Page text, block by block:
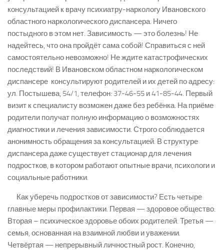
консультацией к врачу психиатру-наркологу Ивановского
областного наркологического диспансера. Ничего
постыдного в этом нет. Зависимость — это болезнь! Не
надейтесь, что она пройдёт сама собой! Справиться с ней
самостоятельно невозможно! Не ждите катастрофических
последствий! В Ивановском областном наркологическом
диспансере консультируют родителей и их детей по адресу:
ул. Постышева, 54/1, телефон: 37-46-55 и 41-85-44. Первый
визит к специалисту возможен даже без ребёнка. На приёме
родители получат полную информацию о возможностях
диагностики и лечения зависимости. Строго соблюдается
анонимность обращения за консультацией. В структуре
диспансера даже существует стационар для лечения
подростков, в котором работают опытные врачи, психологи и
социальные работники.
Как уберечь подростков от зависимости? Есть четыре
главные меры профилактики. Первая — здоровое общество.
Вторая – психическое здоровье обоих родителей. Третья —
семья, основанная на взаимной любви и уважении.
Четвёртая — непрерывный личностный рост. Конечно,